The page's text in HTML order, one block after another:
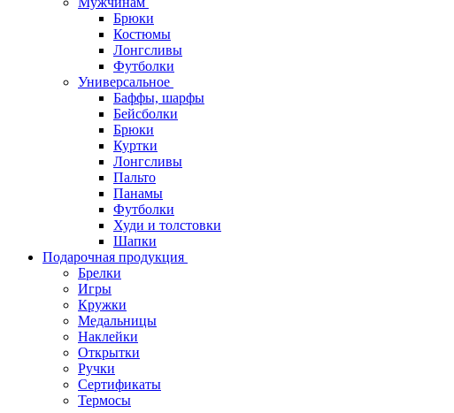
Брюки
Костюмы
Лонгсливы
Футболки
Универсальное
Баффы, шарфы
Бейсболки
Брюки
Куртки
Лонгсливы
Пальто
Панамы
Футболки
Худи и толстовки
Шапки
Подарочная продукция
Брелки
Игры
Кружки
Медальницы
Наклейки
Открытки
Ручки
Сертификаты
Термосы